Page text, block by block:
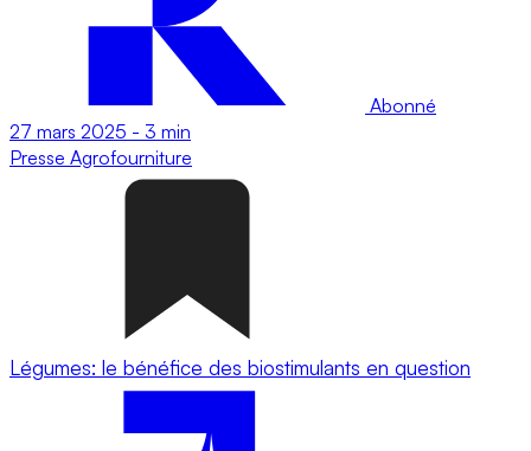
Abonné
27 mars 2025 - 3 min
Presse Agrofourniture
Légumes: le bénéfice des biostimulants en question